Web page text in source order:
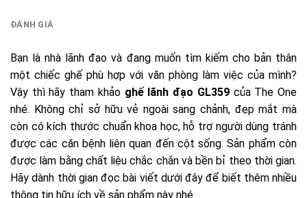
ĐÁNH GIÁ